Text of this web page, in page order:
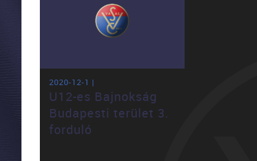
2020-12-1 |
U12-es Bajnokság
Budapesti terület 3.
forduló